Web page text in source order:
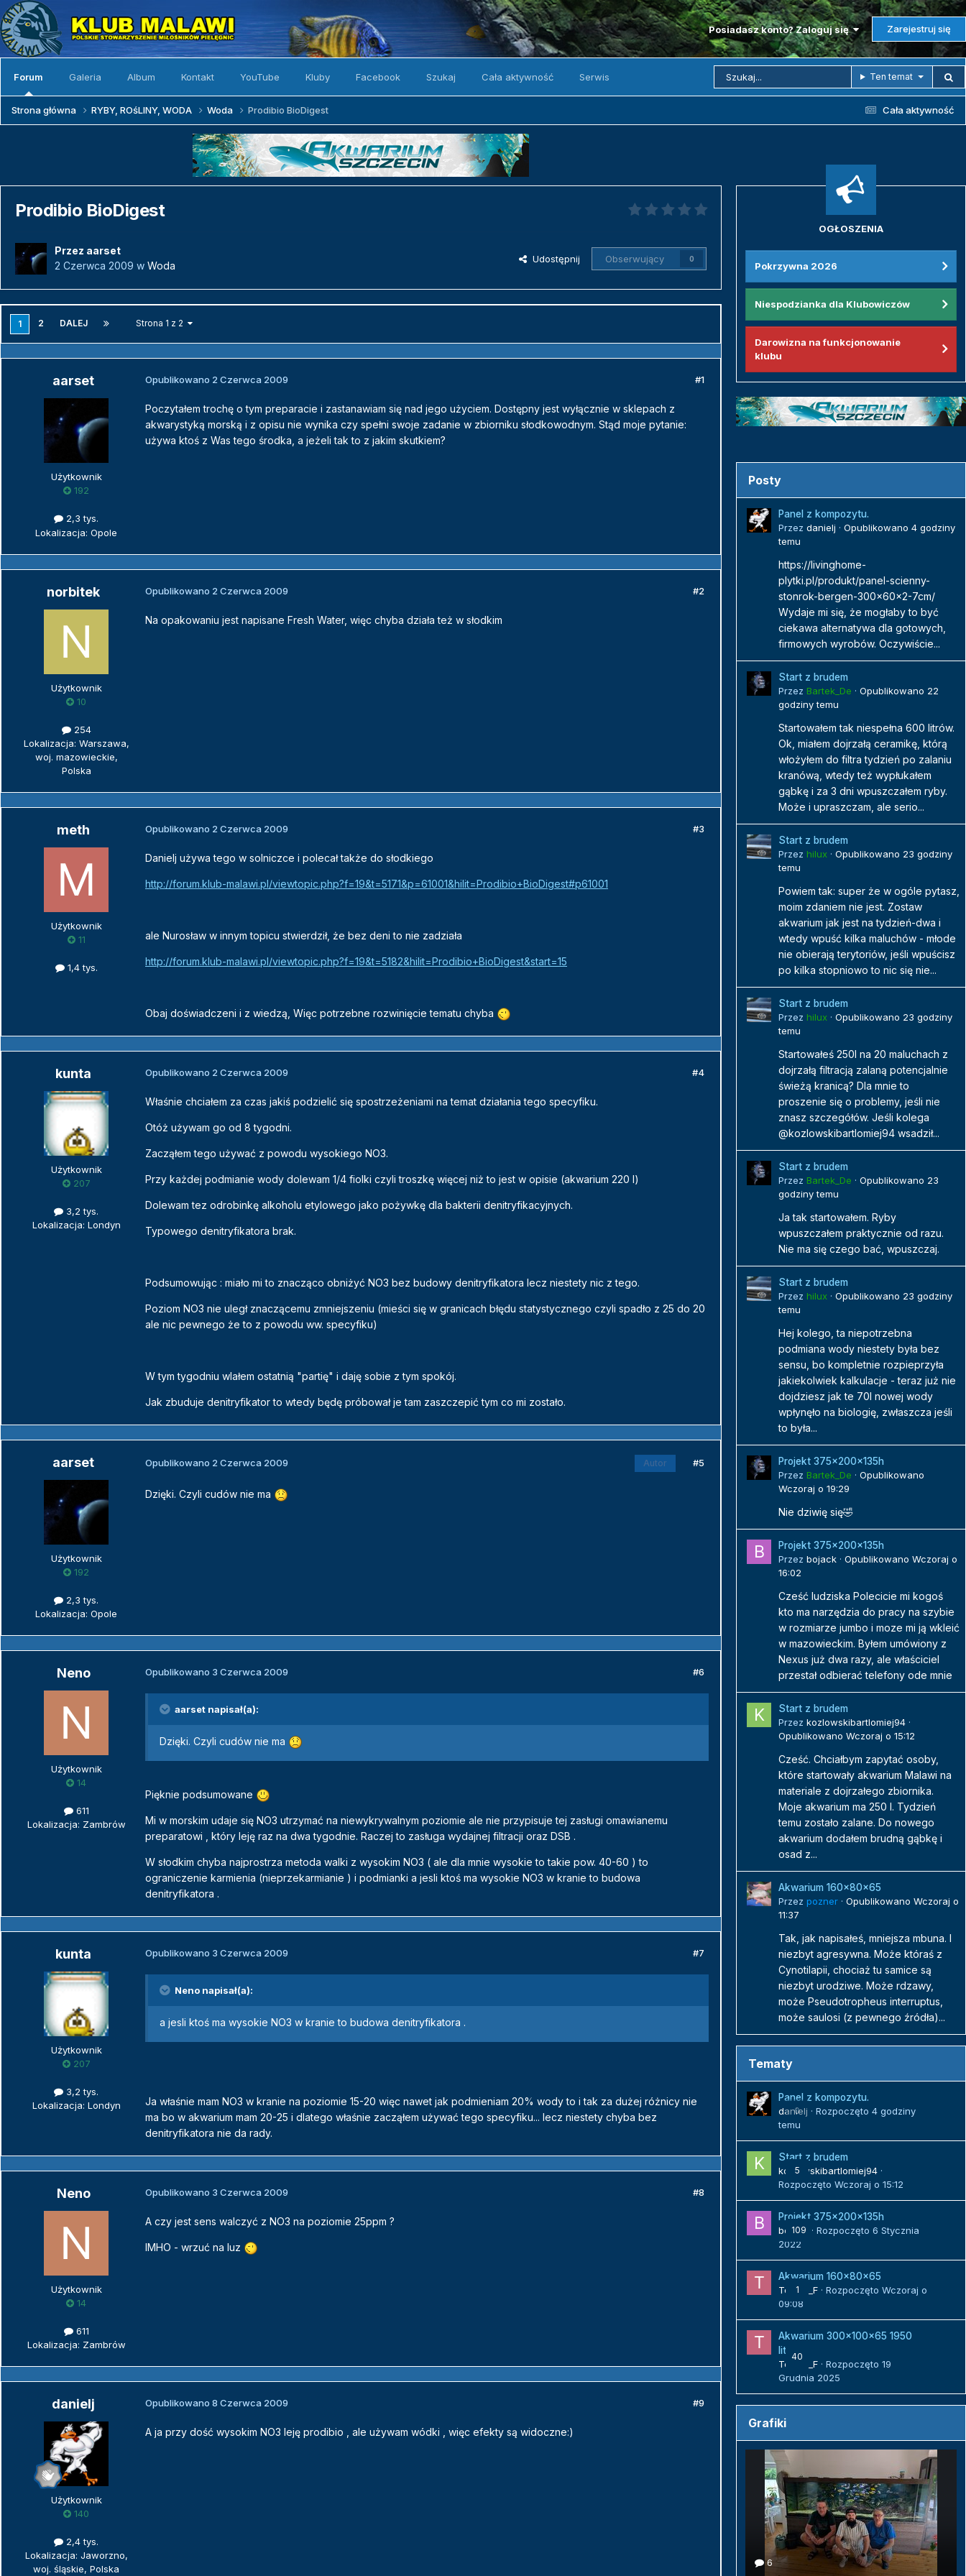
Posiadasz konto? Zaloguj się Zarejestruj się
Forum Galeria Album Kontakt YouTube Kluby Facebook Szukaj Cała aktywność Serwis Ten temat
Cała aktywność
Strona główna RYBY, ROśLINY, WODA Woda Prodibio BioDigest
Prodibio BioDigest
Przez aarset
2 Czerwca 2009 w Woda
Udostępnij Obserwujący 0
1 2 DALEJ Strona 1 z 2
aarset
Użytkownik
192
2,3 tys.
Lokalizacja: Opole
#1
Opublikowano 2 Czerwca 2009
Poczytałem trochę o tym preparacie i zastanawiam się nad jego użyciem. Dostępny jest wyłącznie w sklepach z
akwarystyką morską i z opisu nie wynika czy spełni swoje zadanie w zbiorniku słodkowodnym. Stąd moje pytanie:
używa ktoś z Was tego środka, a jeżeli tak to z jakim skutkiem?
norbitek
Użytkownik
10
254
Lokalizacja: Warszawa,
woj. mazowieckie,
Polska
#2
Opublikowano 2 Czerwca 2009
Na opakowaniu jest napisane Fresh Water, więc chyba działa też w słodkim
meth
Użytkownik
11
1,4 tys.
#3
Opublikowano 2 Czerwca 2009
Danielj używa tego w solniczce i polecał także do słodkiego
http://forum.klub-malawi.pl/viewtopic.php?f=19&t=5171&p=61001&hilit=Prodibio+BioDigest#p61001
ale Nurosław w innym topicu stwierdził, że bez deni to nie zadziała
http://forum.klub-malawi.pl/viewtopic.php?f=19&t=5182&hilit=Prodibio+BioDigest&start=15
Obaj doświadczeni i z wiedzą, Więc potrzebne rozwinięcie tematu chyba
kunta
Użytkownik
207
3,2 tys.
Lokalizacja: Londyn
#4
Opublikowano 2 Czerwca 2009
Właśnie chciałem za czas jakiś podzielić się spostrzeżeniami na temat działania tego specyfiku.
Otóż używam go od 8 tygodni.
Zacząłem tego używać z powodu wysokiego NO3.
Przy każdej podmianie wody dolewam 1/4 fiolki czyli troszkę więcej niż to jest w opisie (akwarium 220 l)
Dolewam tez odrobinkę alkoholu etylowego jako pożywkę dla bakterii denitryfikacyjnych.
Typowego denitryfikatora brak.
Podsumowując : miało mi to znacząco obniżyć NO3 bez budowy denitryfikatora lecz niestety nic z tego.
Poziom NO3 nie uległ znaczącemu zmniejszeniu (mieści się w granicach błędu statystycznego czyli spadło z 25 do 20
ale nic pewnego że to z powodu ww. specyfiku)
W tym tygodniu wlałem ostatnią "partię" i daję sobie z tym spokój.
Jak zbuduje denitryfikator to wtedy będę próbował je tam zaszczepić tym co mi zostało.
aarset
Użytkownik
192
2,3 tys.
Lokalizacja: Opole
Autor #5
Opublikowano 2 Czerwca 2009
Dzięki. Czyli cudów nie ma
Neno
Użytkownik
14
611
Lokalizacja: Zambrów
#6
Opublikowano 3 Czerwca 2009
aarset napisał(a):
Dzięki. Czyli cudów nie ma
Pięknie podsumowane
Mi w morskim udaje się NO3 utrzymać na niewykrywalnym poziomie ale nie przypisuje tej zasługi omawianemu
preparatowi , który leję raz na dwa tygodnie. Raczej to zasługa wydajnej filtracji oraz DSB .
W słodkim chyba najprostrza metoda walki z wysokim NO3 ( ale dla mnie wysokie to takie pow. 40-60 ) to
ograniczenie karmienia (nieprzekarmianie ) i podmianki a jesli ktoś ma wysokie NO3 w kranie to budowa
denitryfikatora .
kunta
Użytkownik
207
3,2 tys.
Lokalizacja: Londyn
#7
Opublikowano 3 Czerwca 2009
Neno napisał(a):
a jesli ktoś ma wysokie NO3 w kranie to budowa denitryfikatora .
Ja właśnie mam NO3 w kranie na poziomie 15-20 więc nawet jak podmieniam 20% wody to i tak za dużej różnicy nie
ma bo w akwarium mam 20-25 i dlatego właśnie zacząłem używać tego specyfiku... lecz niestety chyba bez
denitryfikatora nie da rady.
Neno
Użytkownik
14
611
Lokalizacja: Zambrów
#8
Opublikowano 3 Czerwca 2009
A czy jest sens walczyć z NO3 na poziomie 25ppm ?
IMHO - wrzuć na luz
danielj
Użytkownik
140
2,4 tys.
Lokalizacja: Jaworzno,
woj. śląskie, Polska
#9
Opublikowano 8 Czerwca 2009
A ja przy dość wysokim NO3 leję prodibio , ale używam wódki , więc efekty są widoczne:)
OGŁOSZENIA
Pokrzywna 2026
Niespodzianka dla Klubowiczów
Darowizna na funkcjonowanie
klubu
Posty
Panel z kompozytu.
Przez danielj · Opublikowano 4 godziny
temu
https://livinghome-
plytki.pl/produkt/panel-scienny-
stonrok-bergen-300x60x2-7cm/
Wydaje mi się, że mogłaby to być
ciekawa alternatywa dla gotowych,
firmowych wyrobów. Oczywiście...
Start z brudem
Przez Bartek_De · Opublikowano 22
godziny temu
Startowałem tak niespełna 600 litrów.
Ok, miałem dojrzałą ceramikę, którą
włożyłem do filtra tydzień po zalaniu
kranówą, wtedy też wypłukałem
gąbkę i za 3 dni wpuszczałem ryby.
Może i upraszczam, ale serio...
Start z brudem
Przez hilux · Opublikowano 23 godziny
temu
Powiem tak: super że w ogóle pytasz,
moim zdaniem nie jest. Zostaw
akwarium jak jest na tydzień-dwa i
wtedy wpuść kilka maluchów - młode
nie obierają terytoriów, jeśli wpuścisz
po kilka stopniowo to nic się nie...
Start z brudem
Przez hilux · Opublikowano 23 godziny
temu
Startowałeś 250l na 20 maluchach z
dojrzałą filtracją zalaną potencjalnie
świeżą kranicą? Dla mnie to
proszenie się o problemy, jeśli nie
znasz szczegółów. Jeśli kolega
@kozlowskibartlomiej94 wsadził...
Start z brudem
Przez Bartek_De · Opublikowano 23
godziny temu
Ja tak startowałem. Ryby
wpuszczałem praktycznie od razu.
Nie ma się czego bać, wpuszczaj.
Start z brudem
Przez hilux · Opublikowano 23 godziny
temu
Hej kolego, ta niepotrzebna
podmiana wody niestety była bez
sensu, bo kompletnie rozpieprzyła
jakiekolwiek kalkulacje - teraz już nie
dojdziesz jak te 70l nowej wody
wpłynęło na biologię, zwłaszcza jeśli
to była...
Projekt 375x200x135h
Przez Bartek_De · Opublikowano
Wczoraj o 19:29
Nie dziwię się🤣
Projekt 375x200x135h
Przez bojack · Opublikowano Wczoraj o
16:02
Cześć ludziska Polecicie mi kogoś
kto ma narzędzia do pracy na szybie
w rozmiarze jumbo i moze mi ją wkleić
w mazowieckim. Byłem umówiony z
Nexus już dwa razy, ale właściciel
przestał odbierać telefony ode mnie
Start z brudem
Przez kozlowskibartlomiej94 ·
Opublikowano Wczoraj o 15:12
Cześć. Chciałbym zapytać osoby,
które startowały akwarium Malawi na
materiale z dojrzałego zbiornika.
Moje akwarium ma 250 l. Tydzień
temu zostało zalane. Do nowego
akwarium dodałem brudną gąbkę i
osad z...
Akwarium 160x80x65
Przez pozner · Opublikowano Wczoraj o
11:37
Tak, jak napisałeś, mniejsza mbuna. I
niezbyt agresywna. Może któraś z
Cynotilapii, chociaż tu samice są
niezbyt urodziwe. Może rdzawy,
może Pseudotropheus interruptus,
może saulosi (z pewnego źródła)...
Tematy
0
Panel z kompozytu.
danielj · Rozpoczęto 4 godziny
temu
5
Start z brudem
kozlowskibartlomiej94 ·
Rozpoczęto Wczoraj o 15:12
109
Projekt 375x200x135h
bojack · Rozpoczęto 6 Stycznia
2022
1
Akwarium 160x80x65
Tomek_F · Rozpoczęto Wczoraj o
09:08
40
Akwarium 300x100x65 1950
litrów
Tomek_F · Rozpoczęto 19
Grudnia 2025
Grafiki
6